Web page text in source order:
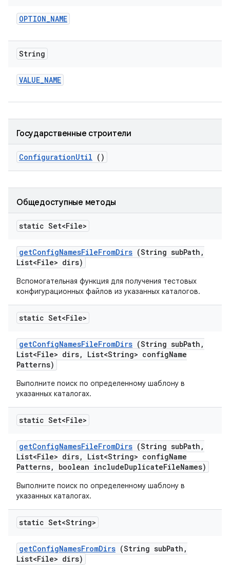
OPTION_NAME
String
VALUE_NAME
Государственные строители
ConfigurationUtil ()
Общедоступные методы
static Set<File>
getConfigNamesFileFromDirs (String subPath ,
List<File> dirs)
Вспомогательная функция для получения тестовых
конфигурационных файлов из указанных каталогов.
static Set<File>
getConfigNamesFileFromDirs (String subPath ,
List<File> dirs, List<String> configName
Patterns)
Выполните поиск по определенному шаблону в
указанных каталогах.
static Set<File>
getConfigNamesFileFromDirs (String subPath ,
List<File> dirs, List<String> configName
Patterns, boolean includeDuplicateFileNames)
Выполните поиск по определенному шаблону в
указанных каталогах.
static Set<String>
getConfigNamesFromDirs (String subPath ,
List<File> dirs)